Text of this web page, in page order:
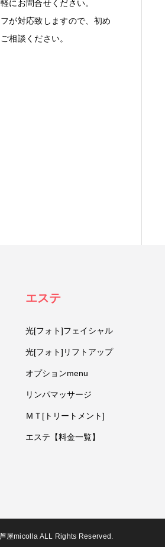
にお問合せください。
が対応致しますので、初め
相談ください。
エステ
光[フォト]フェイシャル
光[フォト]リフトアップ
オプションmenu
リンパマッサージ
ＭＴ[トリートメント]
エステ【料金一覧】
屋micolla ALL Rights Reserved.